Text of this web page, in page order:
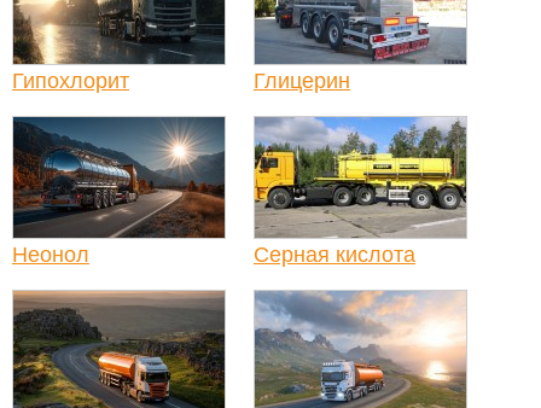
Гипохлорит Глицерин
Неонол Серная кислота